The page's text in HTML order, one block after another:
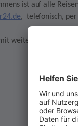
ist auf alle
, telefonisch, per
weiteren